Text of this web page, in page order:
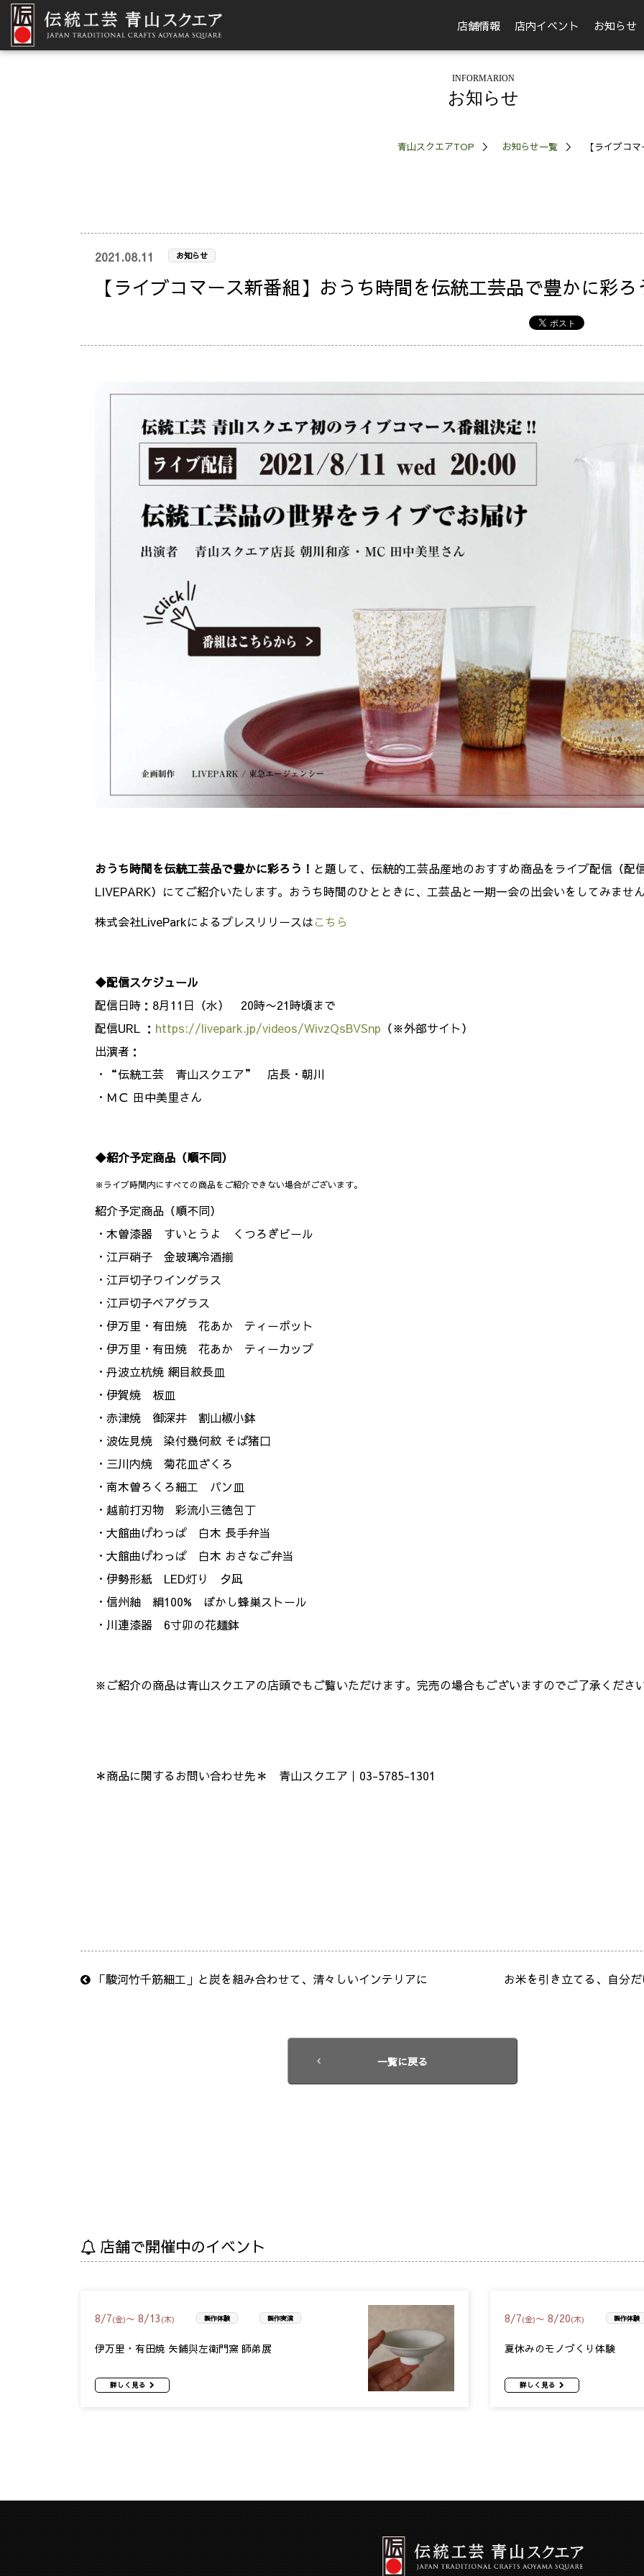
店舗情報 店内イベント お知らせ
INFORMARION
お知らせ
青山スクエアTOP お知らせ一覧 【ライブコ
2021.08.11 お知らせ
【ライブコマース新番組】おうち時間を伝統工芸品で豊かに彩ろ
おうち時間を伝統工芸品で豊かに彩ろう！ と題して、伝統的工芸品産地のおすすめ商品をライブ配信（配
LIVEPARK）にてご紹介いたします。おうち時間のひとときに、工芸品と一期一会の出会いをしてみませ
株式会社LiveParkによるプレスリリースはこちら
◆配信スケジュール
配信日時：8月11日（水） 20時〜21時頃まで
配信URL ： https://livepark.jp/videos/WivzQsBVSnp （※外部サイト）
出演者：
・“伝統工芸 青山スクエア” 店長・朝川
・ＭＣ 田中美里さん
◆紹介予定商品（順不同）
※ライブ時間内にすべての商品をご紹介できない場合がございます。
紹介予定商品（順不同）
・木曽漆器 すいとうよ くつろぎビール
・江戸硝子 金玻璃冷酒揃
・江戸切子ワイングラス
・江戸切子ペアグラス
・伊万里・有田焼 花あか ティーポット
・伊万里・有田焼 花あか ティーカップ
・丹波立杭焼 網目紋長皿
・伊賀焼 板皿
・赤津焼 御深井 割山椒小鉢
・波佐見焼 染付幾何紋 そば猪口
・三川内焼 菊花皿ざくろ
・南木曽ろくろ細工 パン皿
・越前打刃物 彩流小三徳包丁
・大館曲げわっぱ 白木 長手弁当
・大館曲げわっぱ 白木 おさなご弁当
・伊勢形紙 LED灯り 夕凪
・信州紬 絹100% ぼかし蜂巣ストール
・川連漆器 6寸卯の花麺鉢
※ご紹介の商品は青山スクエアの店頭でもご覧いただけます。完売の場合もございますのでご了承くださ
＊商品に関するお問い合わせ先＊ 青山スクエア｜03-5785-1301
「駿河竹千筋細工」と炭を組み合わせて、清々しいインテリアに お米を引き立てる、自分
一覧に戻る
店舗で開催中のイベント
8/7(金)〜 8/13 (木) 製作体験 製作実演
伊万里・有田焼 矢鋪與左衛門窯 師弟展
詳しく見る
8/7(金)〜 8/20(木) 製作体験
夏休みのモノづくり体験
詳しく見る